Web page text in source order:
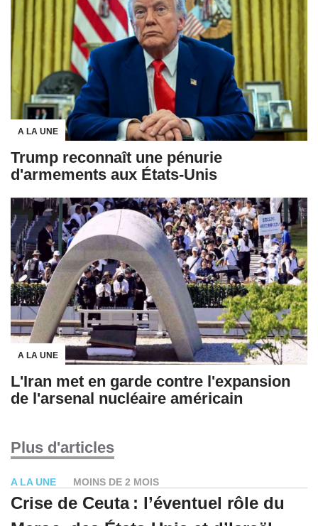
A LA UNE
Trump reconnaît une pénurie
d'armements aux États-Unis
A LA UNE
L'Iran met en garde contre l'expansion
de l'arsenal nucléaire américain
Plus d'articles
A LA UNE MOINS DE 2 MOIS
Crise de Ceuta : l’éventuel rôle du